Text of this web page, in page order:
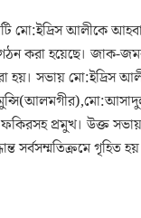
মো:ইদ্রিস আলীকে
করা হয়েছে। জাক-
হয়। সভায় মো:ইদ্রিস
প্রমুখ। উক্ত
সর্বসম্মতিক্রমে